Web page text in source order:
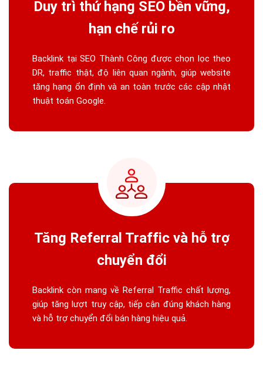
Duy trì thứ hạng SEO bền vững,
hạn chế rủi ro
Backlink tại SEO Thành Công được chọn lọc theo
DR, traffic thật, độ liên quan ngành, giúp website
tăng hạng ổn định và an toàn trước các cập nhật
thuật toán Google.
Tăng Referral Traffic và hỗ trợ
chuyển đổi
Backlink còn mang về Referral Traffic chất lượng,
giúp tăng lượt truy cập, tiếp cận đúng khách hàng
và hỗ trợ chuyển đổi bán hàng hiệu quả.